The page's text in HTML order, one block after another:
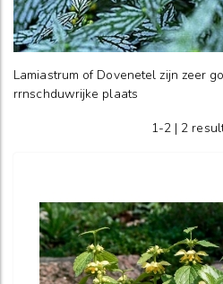
Lamiastrum of Dovenetel zijn zeer
rrnschduwrijke plaats
1-2 | 2